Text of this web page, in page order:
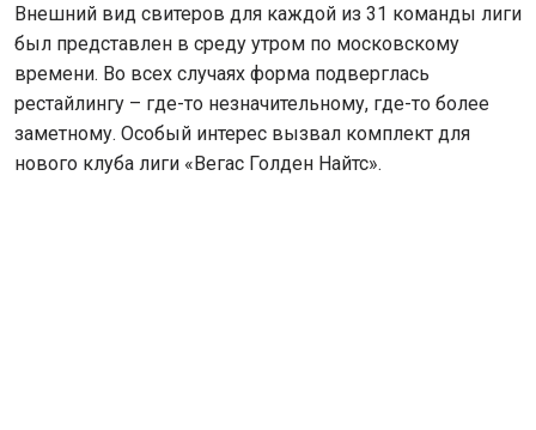
Внешний вид свитеров для каждой из 31 команды лиги
был представлен в среду утром по московскому
времени. Во всех случаях форма подверглась
рестайлингу – где-то незначительному, где-то более
заметному. Особый интерес вызвал комплект для
нового клуба лиги «Вегас Голден Найтс».